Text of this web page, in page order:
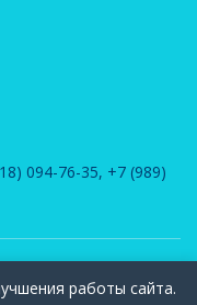
094-76-35, +7 (989)
интеллектуальной
работы сайта.